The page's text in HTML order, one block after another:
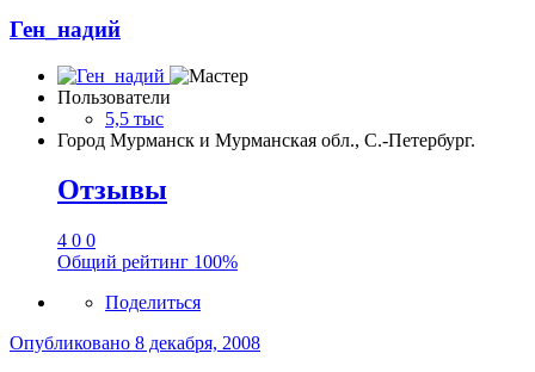
Ген_надий
Пользователи
5,5 тыс
Город Мурманск и Мурманская обл., С.-Петербург.
Отзывы
4 0 0
Общий рейтинг 100%
Поделиться
Опубликовано 8 декабря, 2008